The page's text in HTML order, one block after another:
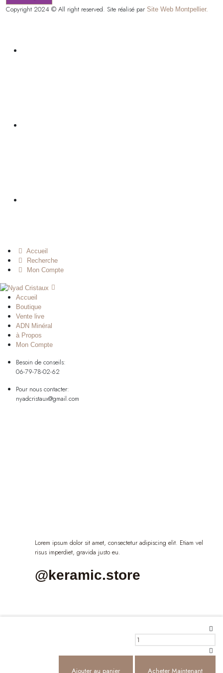
Acheter Maintenant
Ajouter au panier Acheter Maintenant
Copyright 2024 © All right reserved. Site réalisé par Site Web Montpellier.
Accueil
Recherche
Mon Compte
Accueil
Boutique
Vente live
ADN Minéral
à Propos
Mon Compte
Besoin de conseils:
06-79-78-02-62
Pour nous contacter:
nyadcristaux@gmail.com
Lorem ipsum dolor sit amet, consectetur adipiscing elit. Etiam vel
risus imperdiet, gravida justo eu.
@keramic.store